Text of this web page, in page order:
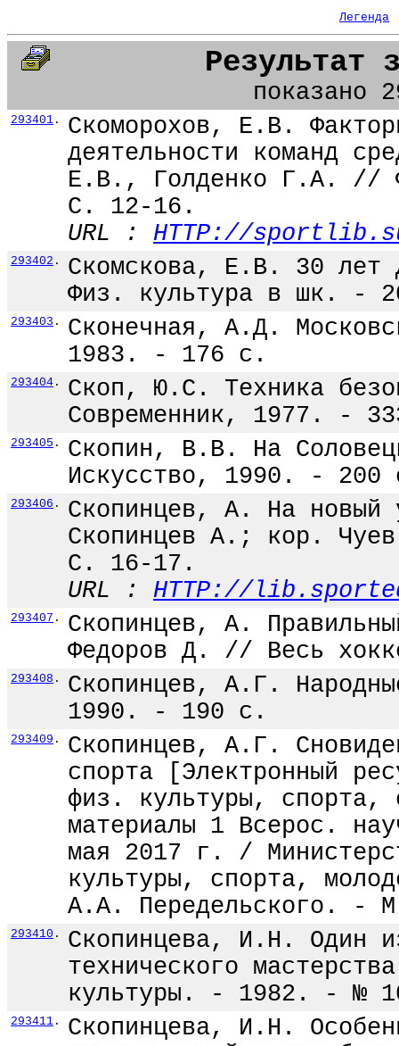
Легенда
Результат
показано
293401 .
Скоморохов, Е.В.
деятельности команд
Е.В., Голденко Г.А. //
С. 12-16.
URL : HTTP://
293402 .
Скомскова, Е.В. 30
Физ. культура в шк.
293403 .
Сконечная, А.Д.
1983. - 176 с.
293404 .
Скоп, Ю.С. Техника
Современник, 1977. -
293405 .
Скопин, В.В. На
Искусство, 1990. -
293406 .
Скопинцев, А. На
Скопинцев А.; кор.
С. 16-17.
URL : HTTP://
293407 .
Скопинцев, А.
Федоров Д. // Весь
293408 .
Скопинцев, А.Г.
1990. - 190 с.
293409 .
Скопинцев, А.Г.
спорта [Электронный
физ. культуры, спорта,
материалы 1 Всерос.
мая 2017 г. /
культуры, спорта,
А.А. Передельского.
293410 .
Скопинцева, И.Н. Один
технического
культуры. - 1982. - №
293411 .
Скопинцева, И.Н.